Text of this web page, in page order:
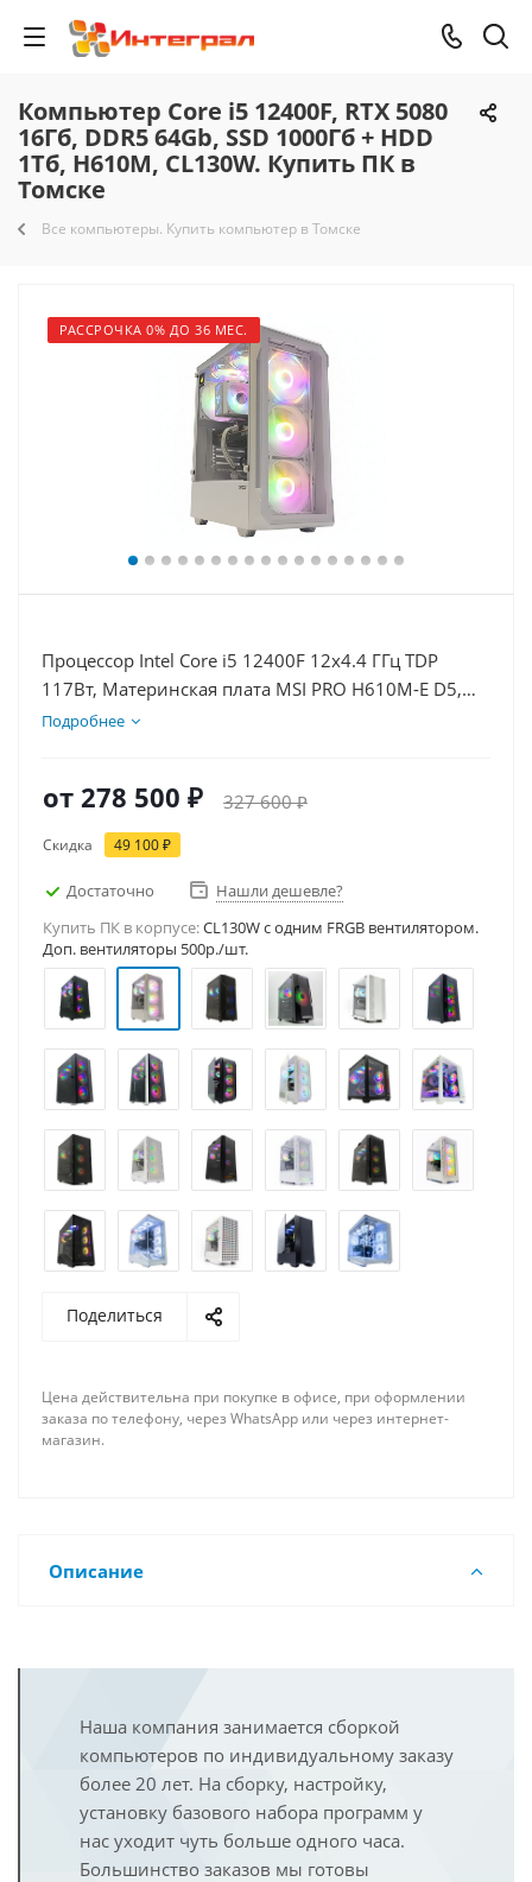
Компьютер Core i5 12400F, RTX 5080
16Гб, DDR5 64Gb, SSD 1000Гб + HDD
1Тб, H610M, CL130W. Купить ПК в
Томске
Все компьютеры. Купить компьютер в Томске
РАССРОЧКА 0% ДО 36 МЕС.
Процессор Intel Core i5 12400F 12x4.4 ГГц TDP
117Вт, Материнская плата MSI PRO H610M-E D5,
Видеокарта RTX 5080 16Гб, Память DDR5 64Gb,
Подробнее
от 278 500 ₽ 327 600 ₽
Скидка 49 100 ₽
Достаточно
Нашли дешевле?
Купить ПК в корпусе:CL130W c одним FRGB вентилятором.
Доп. вентиляторы 500р./шт.
Поделиться
Цена действительна при покупке в офисе, при оформлении
заказа по телефону, через WhatsApp или через интернет-
магазин.
Описание
Наша компания занимается сборкой
компьютеров по индивидуальному заказу
более 20 лет. На сборку, настройку,
установку базового набора программ у
нас уходит чуть больше одного часа.
Большинство заказов мы готовы